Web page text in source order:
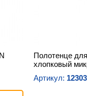
Полотенце
хлопковый
Артикул: